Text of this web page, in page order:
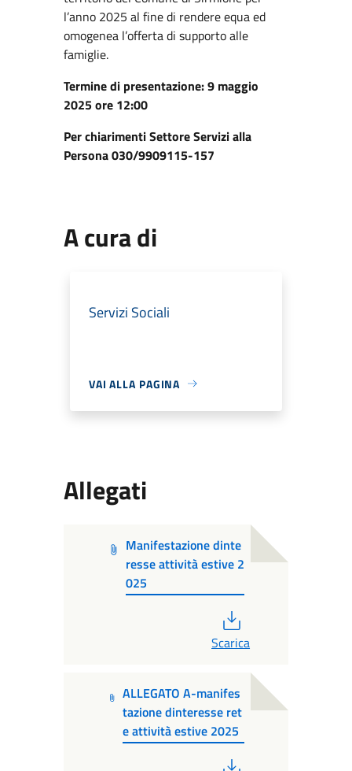
l’anno 2025 al fine di rendere equa ed
omogenea l’offerta di supporto alle
famiglie.
Termine di presentazione: 9 maggio
2025 ore 12:00
Per chiarimenti Settore Servizi alla
Persona 030/9909115-157
A cura di
Servizi Sociali
VAI ALLA PAGINA
Allegati
Manifestazione dinte
resse attività estive 2
025
Scarica
ALLEGATO A-manifes
tazione dinteresse ret
e attività estive 2025